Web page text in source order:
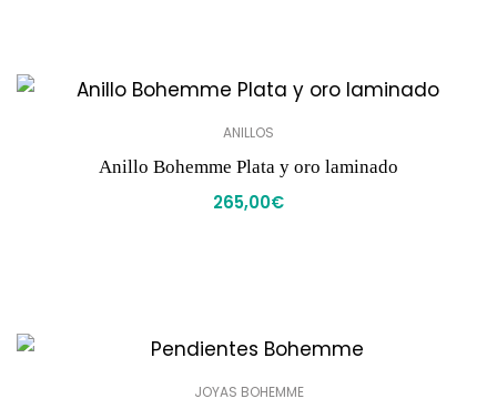
ANILLOS
Anillo Bohemme Plata y oro laminado
265,00€
JOYAS BOHEMME